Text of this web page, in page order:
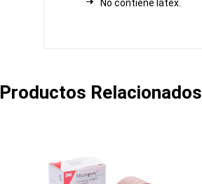
No contiene látex.
Productos Relacionados